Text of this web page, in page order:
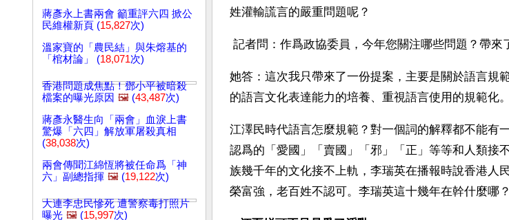
蔣彥永上書兩會 籲重評六四 掀公
民維權新頁 (15,827次)
溫家寶的「農民結」與朱熔基的
「棺材論」 (18,071次)
香港問題成焦點！鄧小平被暗殺
檔案的曝光原因 🖼️ (43,487次)
蔣彥永醫生向「兩會」血淚上書
驚爆「六四」解放軍屠殺真相
(38,038次)
兩會傳聞江綿恆將被任命爲「神
六」副總指揮 🖼️ (19,122次)
大連李忠民慘死 遭警察毒打照片
曝光 🖼️ (15,997次)
姓灌輸謊言的嚴重問題呢？
記者問：作爲政協委員，今年您關注哪些問題？帶來
她答：這次我只帶來了一份提案，主要是關於語言規
的語言文化表達能力的培養、重視語言使用的規範化。
江澤民時代語言怎麼規範？對一個詞的解釋都不能有
認爲的「愛國」「賣國」「邪」「正」等等和人類接
族幾千年的文化接不上軌，李瑞英在播報時說香港人
榮富強，老百姓不認可。李瑞英這十幾年在幹什麼哪？